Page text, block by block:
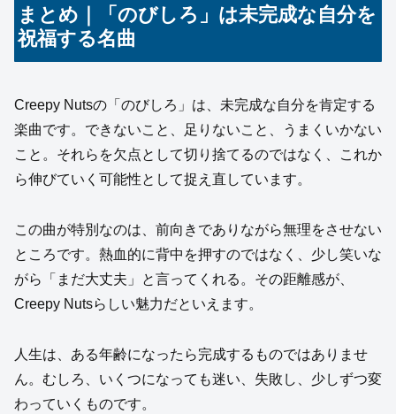
まとめ｜「のびしろ」は未完成な自分を
祝福する名曲
Creepy Nutsの「のびしろ」は、未完成な自分を肯定する
楽曲です。できないこと、足りないこと、うまくいかない
こと。それらを欠点として切り捨てるのではなく、これか
ら伸びていく可能性として捉え直しています。
この曲が特別なのは、前向きでありながら無理をさせない
ところです。熱血的に背中を押すのではなく、少し笑いな
がら「まだ大丈夫」と言ってくれる。その距離感が、
Creepy Nutsらしい魅力だといえます。
人生は、ある年齢になったら完成するものではありませ
ん。むしろ、いくつになっても迷い、失敗し、少しずつ変
わっていくものです。